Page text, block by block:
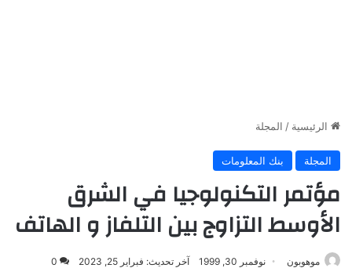
الرئيسية / المجلة
المجلة بنك المعلومات
مؤتمر التكنولوجيا في الشرق
الأوسط التزاوج بين التلفاز و الهاتف
موهوبون نوفمبر 30, 1999 آخر تحديث: فبراير 25, 2023 0